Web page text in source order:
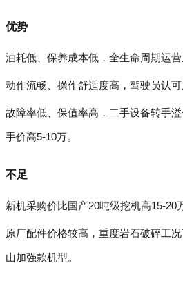
优势
油耗低、保养成本低，全生命周期运
动作流畅、操作舒适度高，驾驶员认可
故障率低、保值率高，二手设备转手
手价高5-10万。
不足
新机采购价比国产20吨级挖机高15-20
原厂配件价格较高，重度岩石破碎工
山加强款机型。